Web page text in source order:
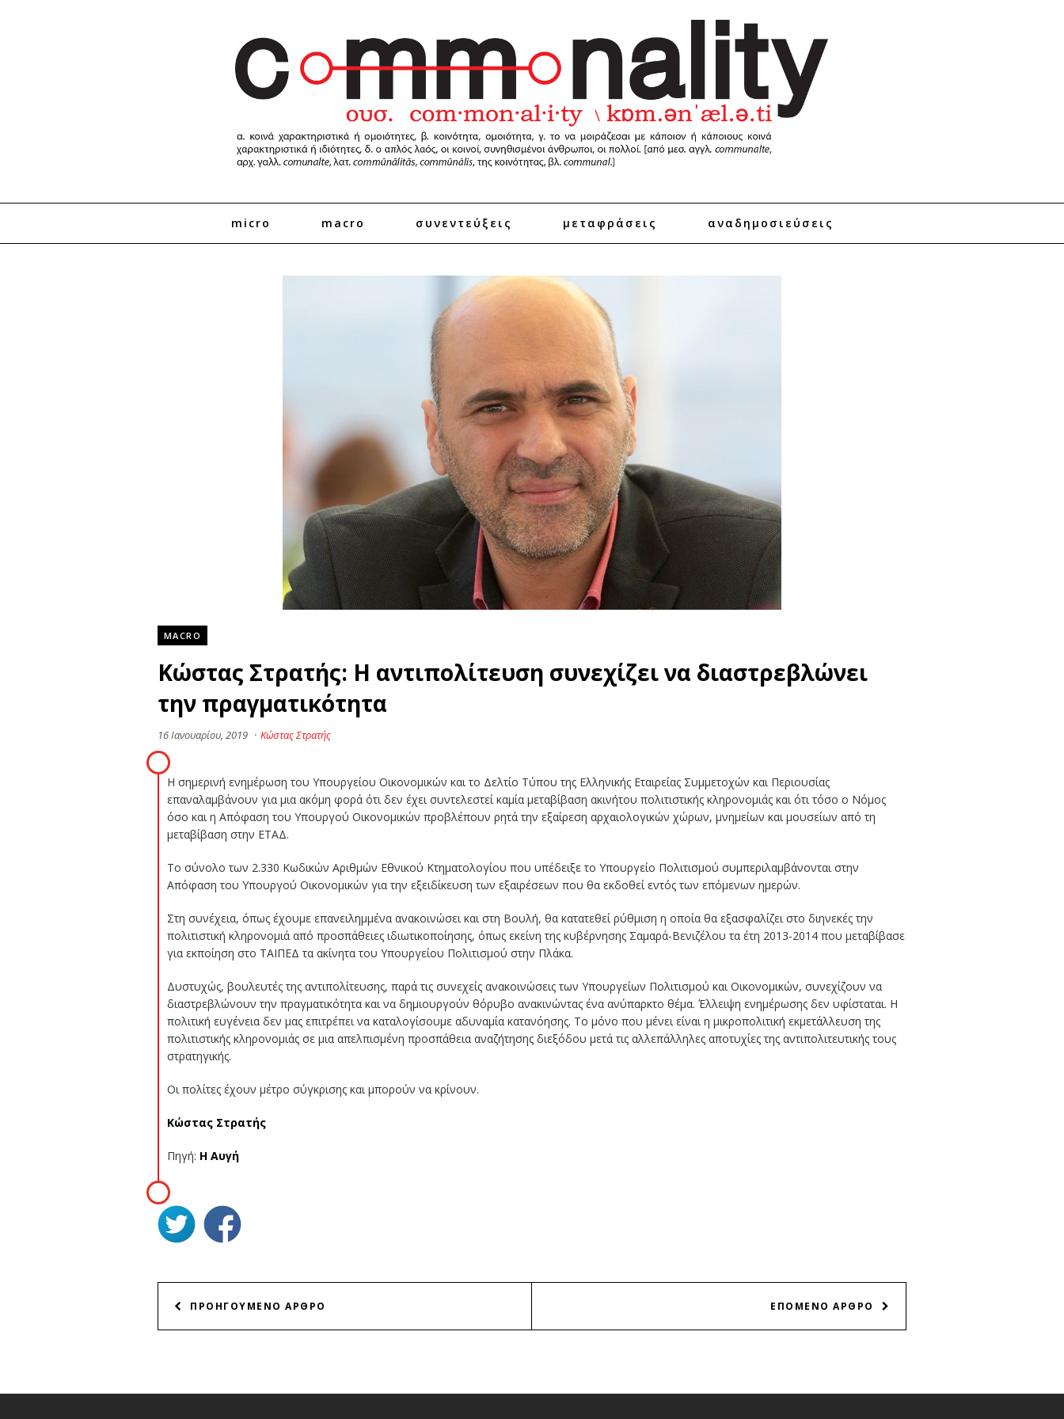
micro macro συνεντεύξεις μεταφράσεις αναδημοσιεύσεις
MACRO
Κώστας Στρατής: Η αντιπολίτευση συνεχίζει να διαστρεβλώνει
την πραγματικότητα
16 Ιανουαρίου, 2019 · Κώστας Στρατής
Η σημερινή ενημέρωση του Υπουργείου Οικονομικών και το Δελτίο Τύπου της Ελληνικής Εταιρείας Συμμετοχών και Περιουσίας
επαναλαμβάνουν για μια ακόμη φορά ότι δεν έχει συντελεστεί καμία μεταβίβαση ακινήτου πολιτιστικής κληρονομιάς και ότι τόσο ο Νόμος
όσο και η Απόφαση του Υπουργού Οικονομικών προβλέπουν ρητά την εξαίρεση αρχαιολογικών χώρων, μνημείων και μουσείων από τη
μεταβίβαση στην ΕΤΑΔ.
Το σύνολο των 2.330 Κωδικών Αριθμών Εθνικού Κτηματολογίου που υπέδειξε το Υπουργείο Πολιτισμού συμπεριλαμβάνονται στην
Απόφαση του Υπουργού Οικονομικών για την εξειδίκευση των εξαιρέσεων που θα εκδοθεί εντός των επόμενων ημερών.
Στη συνέχεια, όπως έχουμε επανειλημμένα ανακοινώσει και στη Βουλή, θα κατατεθεί ρύθμιση η οποία θα εξασφαλίζει στο διηνεκές την
πολιτιστική κληρονομιά από προσπάθειες ιδιωτικοποίησης, όπως εκείνη της κυβέρνησης Σαμαρά-Βενιζέλου τα έτη 2013-2014 που μεταβίβασε
για εκποίηση στο ΤΑΙΠΕΔ τα ακίνητα του Υπουργείου Πολιτισμού στην Πλάκα.
Δυστυχώς, βουλευτές της αντιπολίτευσης, παρά τις συνεχείς ανακοινώσεις των Υπουργείων Πολιτισμού και Οικονομικών, συνεχίζουν να
διαστρεβλώνουν την πραγματικότητα και να δημιουργούν θόρυβο ανακινώντας ένα ανύπαρκτο θέμα. Έλλειψη ενημέρωσης δεν υφίσταται. Η
πολιτική ευγένεια δεν μας επιτρέπει να καταλογίσουμε αδυναμία κατανόησης. Το μόνο που μένει είναι η μικροπολιτική εκμετάλλευση της
πολιτιστικής κληρονομιάς σε μια απελπισμένη προσπάθεια αναζήτησης διεξόδου μετά τις αλλεπάλληλες αποτυχίες της αντιπολιτευτικής τους
στρατηγικής.
Οι πολίτες έχουν μέτρο σύγκρισης και μπορούν να κρίνουν.
Κώστας Στρατής
Πηγή: Η Αυγή
ΑΡΘΡΩΝ
ΕΠΟΜΕΝΟ ΑΡΘΡΟ
ΠΡΟΗΓΟΥΜΕΝΟ ΑΡΘΡΟ